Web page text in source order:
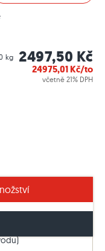
kg
2497,50 Kč
24975,01 Kč/to
včetně 21% DPH